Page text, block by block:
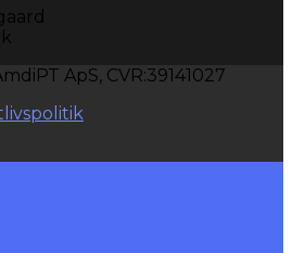
ApS, CVR:39141027